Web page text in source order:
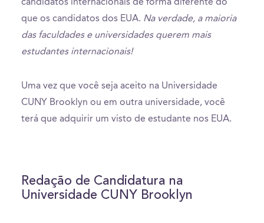
candidatos internacionais de forma diferente do
que os candidatos dos EUA. Na verdade, a maioria
das faculdades e universidades querem mais
estudantes internacionais!
Uma vez que você seja aceito na Universidade
CUNY Brooklyn ou em outra universidade, você
terá que adquirir um visto de estudante nos EUA.
Redação de Candidatura na
Universidade CUNY Brooklyn